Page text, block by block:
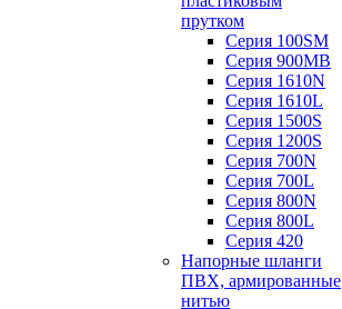
прутком
Серия 100SM
Серия 900MB
Серия 1610N
Серия 1610L
Серия 1500S
Серия 1200S
Серия 700N
Серия 700L
Серия 800N
Серия 800L
Серия 420
Напорные шланги
ПВХ, армированные
нитью